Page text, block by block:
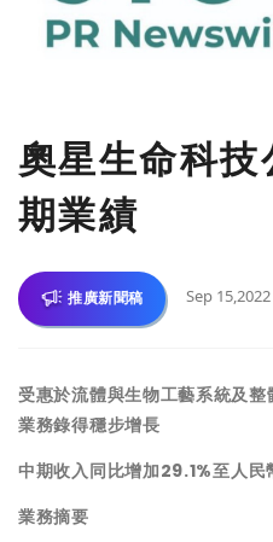
奧星生命科
期業績
推廣新聞稿 Sep 15,2022
受惠於流體與生物工藝系統及
業務錄得穩步增長
中期收入同比增加29.1%至人民
業務摘要